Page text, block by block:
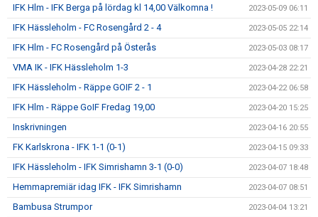
IFK Hlm - IFK Berga på lördag kl 14,00 Välkomna ! 2023-05-09 06:11
IFK Hässleholm - FC Rosengård 2 - 4 2023-05-05 22:14
IFK Hlm - FC Rosengård på Österås 2023-05-03 08:17
VMA IK - IFK Hässleholm 1-3 2023-04-28 22:21
IFK Hässleholm - Räppe GOIF 2 - 1 2023-04-22 06:58
IFK Hlm - Räppe GoIF Fredag 19,00 2023-04-20 15:25
Inskrivningen 2023-04-16 20:55
FK Karlskrona - IFK 1-1 (0-1) 2023-04-15 09:33
IFK Hässleholm - IFK Simrishamn 3-1 (0-0) 2023-04-07 18:48
Hemmapremiär idag IFK - IFK Simrishamn 2023-04-07 08:51
Bambusa Strumpor 2023-04-04 13:21